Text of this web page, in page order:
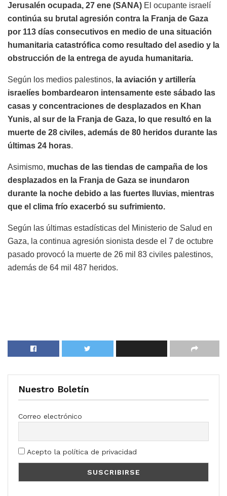
Jerusalén ocupada, 27 ene (SANA) El ocupante israelí
continúa su brutal agresión contra la Franja de Gaza
por 113 días consecutivos en medio de una situación
humanitaria catastrófica como resultado del asedio y la
obstrucción de la entrega de ayuda humanitaria.
Según los medios palestinos, la aviación y artillería
israelíes bombardearon intensamente este sábado las
casas y concentraciones de desplazados en Khan
Yunis, al sur de la Franja de Gaza, lo que resultó en la
muerte de 28 civiles, además de 80 heridos durante las
últimas 24 horas.
Asimismo, muchas de las tiendas de campaña de los
desplazados en la Franja de Gaza se inundaron
durante la noche debido a las fuertes lluvias, mientras
que el clima frío exacerbó su sufrimiento.
Según las últimas estadísticas del Ministerio de Salud en
Gaza, la continua agresión sionista desde el 7 de octubre
pasado provocó la muerte de 26 mil 83 civiles palestinos,
además de 64 mil 487 heridos.
Nuestro Boletín
Correo electrónico
Acepto la política de privacidad